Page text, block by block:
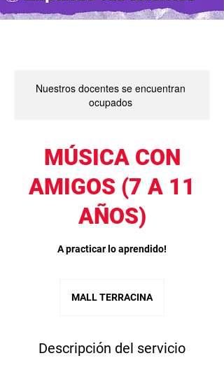
Nuestros docentes se encuentran
ocupados
MÚSICA CON
AMIGOS (7 A 11
AÑOS)
A practicar lo aprendido!
MALL TERRACINA
Descripción del servicio